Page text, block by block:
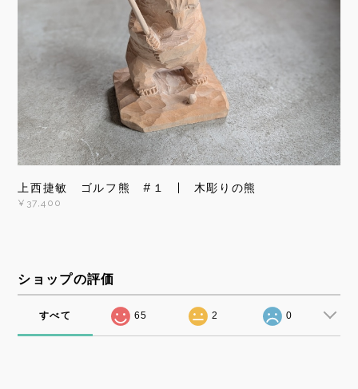
上西捷敏 ゴルフ熊 #１ | 木彫りの熊
¥37,400
ショップの評価
すべて 65 2 0